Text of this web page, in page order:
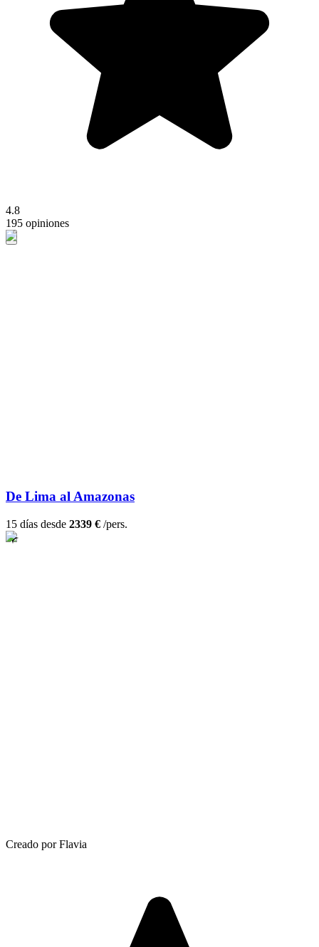
4.8
195 opiniones
De Lima al Amazonas
15 días desde 2339 € /pers.
Creado por Flavia